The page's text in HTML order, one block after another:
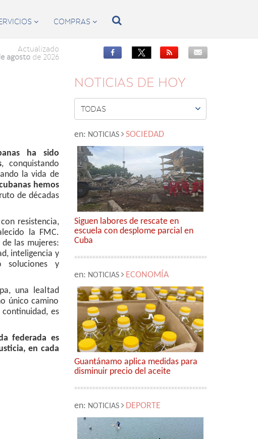
 COMPRAS  
Actualizado
agostode 2026


ha sido
, conquistando
la vida de
hemos
de décadas
resistencia,
la FMC.
las mujeres:
inteligencia y
soluciones y
una lealtad
único camino
es
federada es
en cada
NOTICIAS DE HOY
TODAS 
en: NOTICIAS SOCIEDAD
Siguen labores de rescate en
escuela con desplome parcial en
Cuba
en: NOTICIAS ECONOMÍA
Guantánamo aplica medidas para
disminuir precio del aceite
en: NOTICIAS DEPORTE